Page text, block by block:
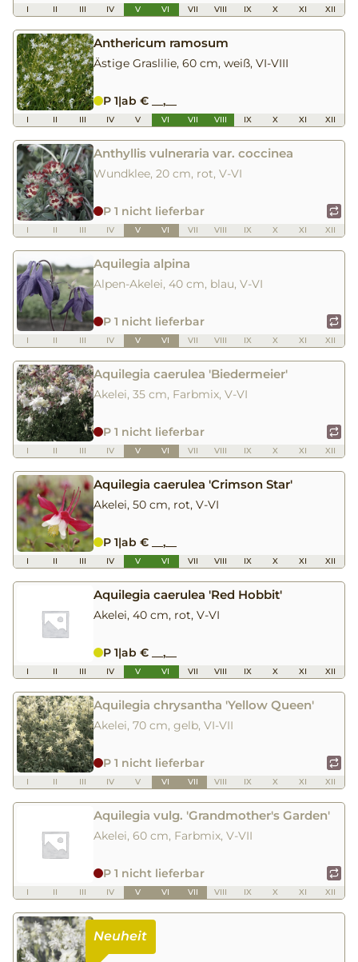
I II III IV V VI VII VIII IX X XI XII
Anthericum ramosum
Ästige Graslilie, 60 cm, weiß, VI-VIII
P 1|ab € __,__
I II III IV V VI VII VIII IX X XI XII
Anthyllis vulneraria var. coccinea
Wundklee, 20 cm, rot, V-VI
P 1 nicht lieferbar
I II III IV V VI VII VIII IX X XI XII
Aquilegia alpina
Alpen-Akelei, 40 cm, blau, V-VI
P 1 nicht lieferbar
I II III IV V VI VII VIII IX X XI XII
Aquilegia caerulea 'Biedermeier'
Akelei, 35 cm, Farbmix, V-VI
P 1 nicht lieferbar
I II III IV V VI VII VIII IX X XI XII
Aquilegia caerulea 'Crimson Star'
Akelei, 50 cm, rot, V-VI
P 1|ab € __,__
I II III IV V VI VII VIII IX X XI XII
Aquilegia caerulea 'Red Hobbit'
Akelei, 40 cm, rot, V-VI
P 1|ab € __,__
I II III IV V VI VII VIII IX X XI XII
Aquilegia chrysantha 'Yellow Queen'
Akelei, 70 cm, gelb, VI-VII
P 1 nicht lieferbar
I II III IV V VI VII VIII IX X XI XII
Aquilegia vulg. 'Grandmother's Garden'
Akelei, 60 cm, Farbmix, V-VII
P 1 nicht lieferbar
I II III IV V VI VII VIII IX X XI XII